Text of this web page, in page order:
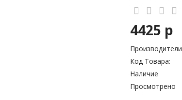
4425 р
Производители
Код Товара:
Наличие
Просмотрено